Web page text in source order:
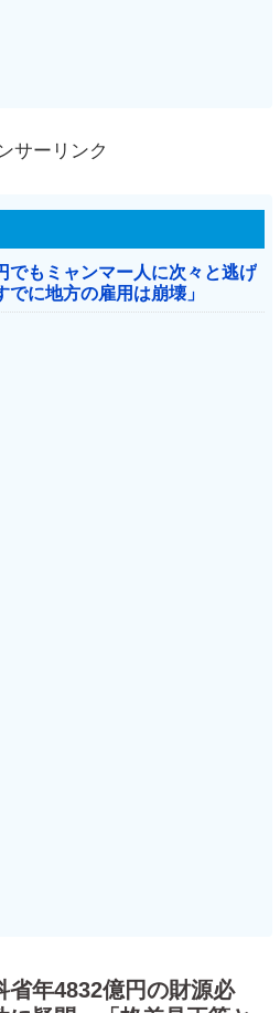
サーリンク
でもミャンマー人に次々と逃げ
に地方の雇用は崩壊」
省年4832億円の財源必